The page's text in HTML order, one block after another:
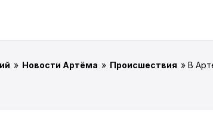
» Новости Артёма » Происшествия » В